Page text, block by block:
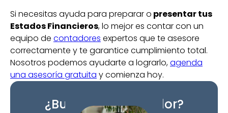
Si necesitas ayuda para preparar o presentar tus
Estados Financieros, lo mejor es contar con un
equipo de contadores expertos que te asesore
correctamente y te garantice cumplimiento total.
Nosotros podemos ayudarte a lograrlo,agenda
una asesoría gratuita y comienza hoy.
¿Buscas un contador?